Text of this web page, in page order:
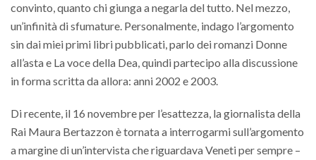
convinto, quanto chi giunga a negarla del tutto. Nel mezzo,
un’infinità di sfumature. Personalmente, indago l’argomento
sin dai miei primi libri pubblicati, parlo dei romanzi Donne
all’asta e La voce della Dea, quindi partecipo alla discussione
in forma scritta da allora: anni 2002 e 2003.
Di recente, il 16 novembre per l’esattezza, la giornalista della
Rai Maura Bertazzon è tornata a interrogarmi sull’argomento
a margine di un’intervista che riguardava Veneti per sempre –